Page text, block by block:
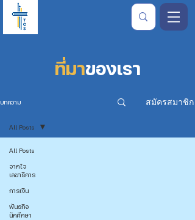
ที่มาของเรา
บทความ สมัครสมาชิก
All Posts
จากใจ
เลขาธิการ
การเงิน
พันธกิจ
นักศึกษา
All Posts